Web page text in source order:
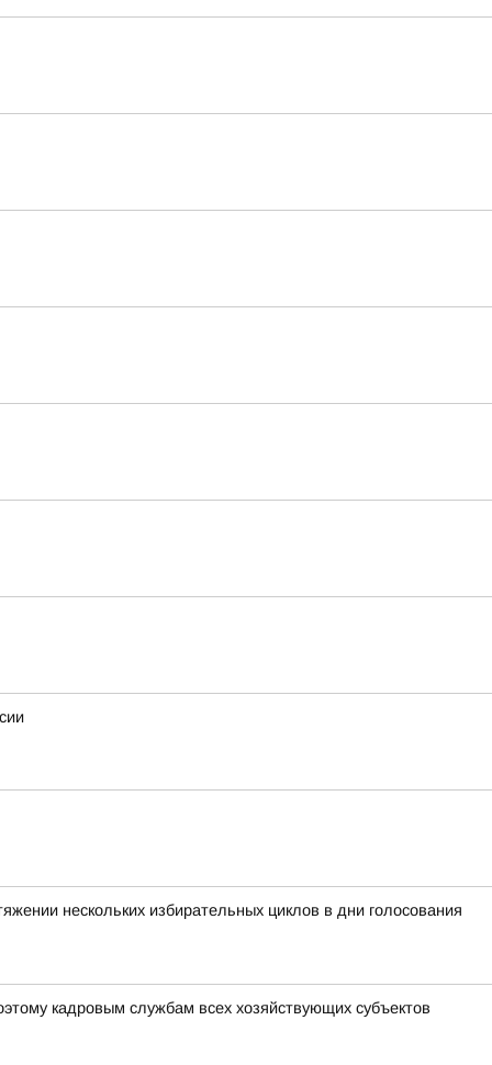
нескольких избирательных циклов в дни голосования
кадровым службам всех хозяйствующих субъектов